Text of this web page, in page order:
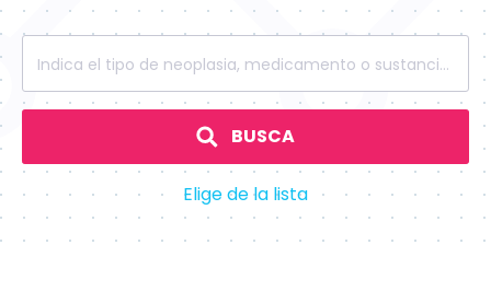
España
BUSCA
Elige de la lista